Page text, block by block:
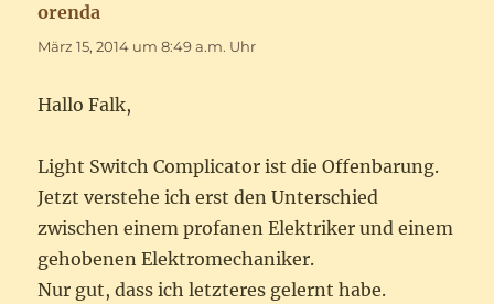
orenda
März 15, 2014 um 8:49 a.m. Uhr
Hallo Falk,
Light Switch Complicator ist die Offenbarung.
Jetzt verstehe ich erst den Unterschied
zwischen einem profanen Elektriker und einem
gehobenen Elektromechaniker.
Nur gut, dass ich letzteres gelernt habe.